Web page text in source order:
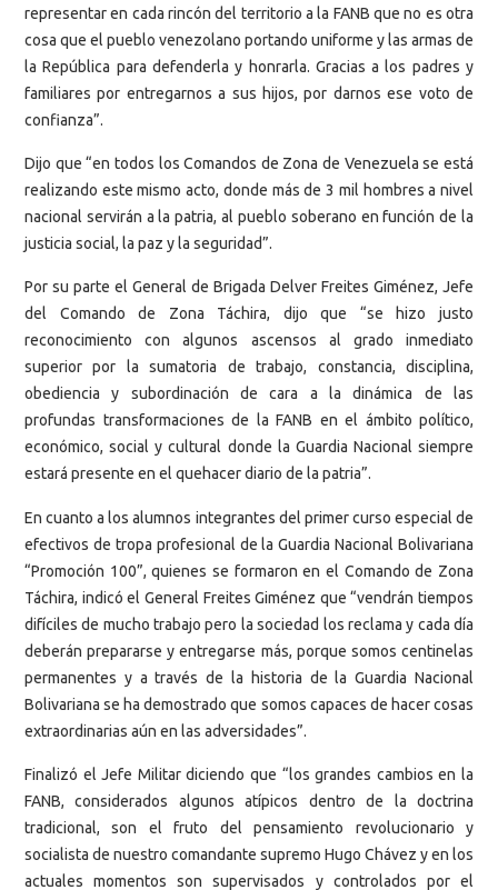
representar en cada rincón del territorio a la FANB que no es otra
cosa que el pueblo venezolano portando uniforme y las armas de
la República para defenderla y honrarla. Gracias a los padres y
familiares por entregarnos a sus hijos, por darnos ese voto de
confianza”.
Dijo que “en todos los Comandos de Zona de Venezuela se está
realizando este mismo acto, donde más de 3 mil hombres a nivel
nacional servirán a la patria, al pueblo soberano en función de la
justicia social, la paz y la seguridad”.
Por su parte el General de Brigada Delver Freites Giménez, Jefe
del Comando de Zona Táchira, dijo que “se hizo justo
reconocimiento con algunos ascensos al grado inmediato
superior por la sumatoria de trabajo, constancia, disciplina,
obediencia y subordinación de cara a la dinámica de las
profundas transformaciones de la FANB en el ámbito político,
económico, social y cultural donde la Guardia Nacional siempre
estará presente en el quehacer diario de la patria”.
En cuanto a los alumnos integrantes del primer curso especial de
efectivos de tropa profesional de la Guardia Nacional Bolivariana
“Promoción 100”, quienes se formaron en el Comando de Zona
Táchira, indicó el General Freites Giménez que “vendrán tiempos
difíciles de mucho trabajo pero la sociedad los reclama y cada día
deberán prepararse y entregarse más, porque somos centinelas
permanentes y a través de la historia de la Guardia Nacional
Bolivariana se ha demostrado que somos capaces de hacer cosas
extraordinarias aún en las adversidades”.
Finalizó el Jefe Militar diciendo que “los grandes cambios en la
FANB, considerados algunos atípicos dentro de la doctrina
tradicional, son el fruto del pensamiento revolucionario y
socialista de nuestro comandante supremo Hugo Chávez y en los
actuales momentos son supervisados y controlados por el